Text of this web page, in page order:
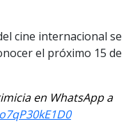
cine internacional se
el próximo 15 de
en WhatsApp a